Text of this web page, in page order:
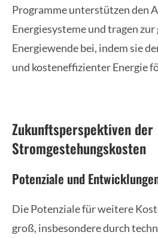
Programme unterstützen den
Energiesysteme und tragen zur
Energiewende bei, indem sie
und kosteneffizienter Energie
Zukunftsperspektiven der
Stromgestehungskosten
Potenziale und
Die Potenziale für weitere
groß, insbesondere durch